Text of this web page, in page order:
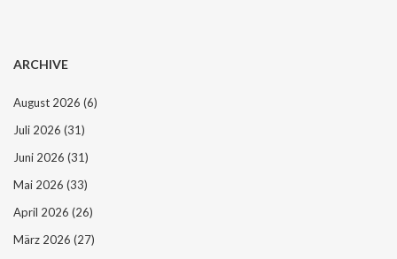
ARCHIVE
August 2026 (6)
Juli 2026 (31)
Juni 2026 (31)
Mai 2026 (33)
April 2026 (26)
März 2026 (27)